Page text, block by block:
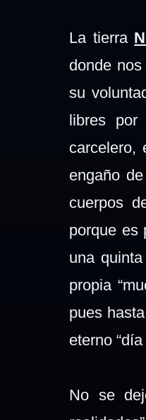
La tierra
donde
su
libres
carcelero,
engaño
cuerpos
porque es
una
propia
pues
eterno
No se